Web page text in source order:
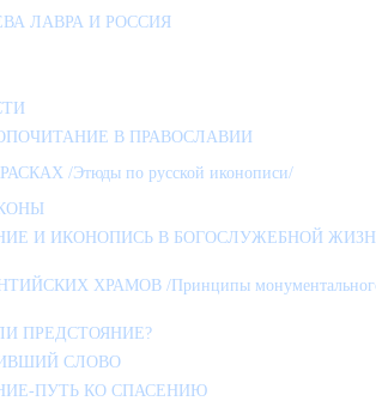
ЛАВРА И РОССИЯ
В ПРАВОСЛАВИИ
/Этюды по русской иконописи/
И ИКОНОПИСЬ В БОГОСЛУЖЕБНОЙ
ХРАМОВ /Принципы
ПРЕДСТОЯНИЕ?
СЛОВО
ПУТЬ КО СПАСЕНИЮ